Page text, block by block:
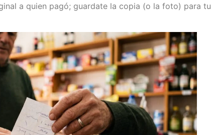
a quien pagó; guardate la copia (o la foto) para tu